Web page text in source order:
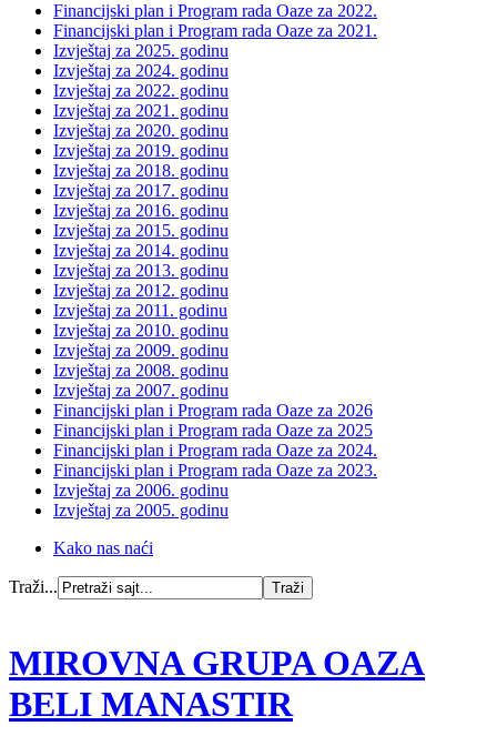
Financijski plan i Program rada Oaze za 2022.
Financijski plan i Program rada Oaze za 2021.
Izvještaj za 2025. godinu
Izvještaj za 2024. godinu
Izvještaj za 2022. godinu
Izvještaj za 2021. godinu
Izvještaj za 2020. godinu
Izvještaj za 2019. godinu
Izvještaj za 2018. godinu
Izvještaj za 2017. godinu
Izvještaj za 2016. godinu
Izvještaj za 2015. godinu
Izvještaj za 2014. godinu
Izvještaj za 2013. godinu
Izvještaj za 2012. godinu
Izvještaj za 2011. godinu
Izvještaj za 2010. godinu
Izvještaj za 2009. godinu
Izvještaj za 2008. godinu
Izvještaj za 2007. godinu
Financijski plan i Program rada Oaze za 2026
Financijski plan i Program rada Oaze za 2025
Financijski plan i Program rada Oaze za 2024.
Financijski plan i Program rada Oaze za 2023.
Izvještaj za 2006. godinu
Izvještaj za 2005. godinu
Kako nas naći
Traži...
MIROVNA GRUPA OAZA
BELI MANASTIR